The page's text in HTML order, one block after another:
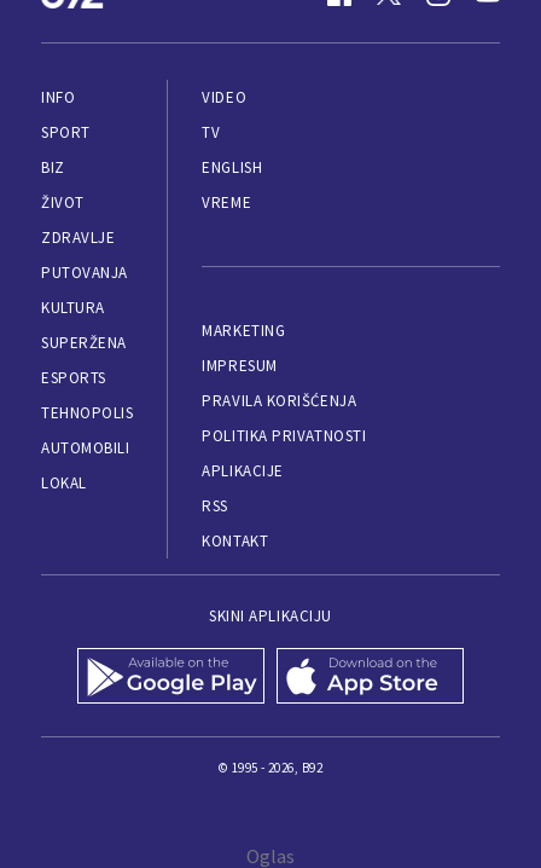
INFO
SPORT
BIZ
ŽIVOT
ZDRAVLJE
PUTOVANJA
KULTURA
SUPERŽENA
ESPORTS
TEHNOPOLIS
AUTOMOBILI
LOKAL
VIDEO
TV
ENGLISH
VREME
MARKETING
IMPRESUM
PRAVILA KORIŠĆENJA
POLITIKA PRIVATNOSTI
APLIKACIJE
RSS
KONTAKT
SKINI APLIKACIJU
© 1995 - 2026, B92